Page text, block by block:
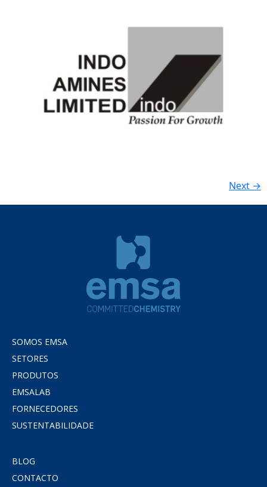
Next →
SOMOS EMSA
SETORES
PRODUTOS
EMSALAB
FORNECEDORES
SUSTENTABILIDADE
BLOG
CONTACTO